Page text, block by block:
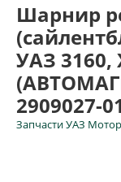
Шарнир
УАЗ 3160,
2909027-
Запчасти УАЗ
Укажите e-mail
E-mail для
Номер телефона